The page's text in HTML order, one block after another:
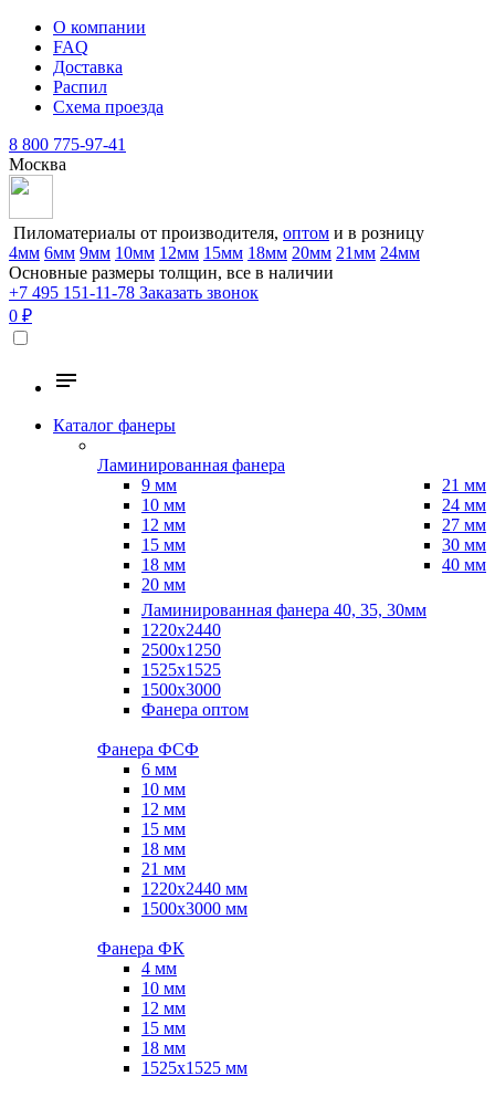
О компании
FAQ
Доставка
Распил
Схема проезда
8 800 775-97-41
Москва
Пиломатериалы от производителя, оптом и в розницу
4мм 6мм 9мм 10мм 12мм 15мм 18мм 20мм 21мм 24мм
Основные размеры толщин, все в наличии
+7 495 151-11-78 Заказать звонок
0 ₽
Каталог фанеры
Ламинированная фанера
9 мм
10 мм
12 мм
15 мм
18 мм
20 мм
21 мм
24 мм
27 мм
30 мм
40 мм
Ламинированная фанера 40, 35, 30мм
1220x2440
2500x1250
1525x1525
1500x3000
Фанера оптом
Фанера ФСФ
6 мм
10 мм
12 мм
15 мм
18 мм
21 мм
1220х2440 мм
1500х3000 мм
Фанера ФК
4 мм
10 мм
12 мм
15 мм
18 мм
1525х1525 мм